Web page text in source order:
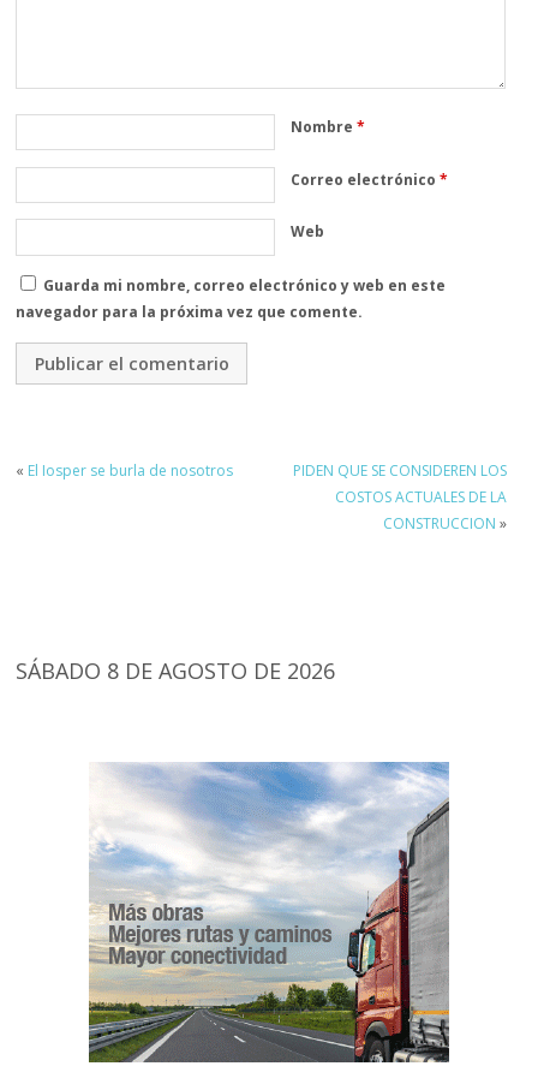
Nombre*
Correo electrónico*
Web
Guarda mi nombre, correo electrónico y web en este
navegador para la próxima vez que comente.
« El Iosper se burla de nosotros
PIDEN QUE SE CONSIDEREN LOS
COSTOS ACTUALES DE LA
CONSTRUCCION »
SÁBADO 8 DE AGOSTO DE 2026